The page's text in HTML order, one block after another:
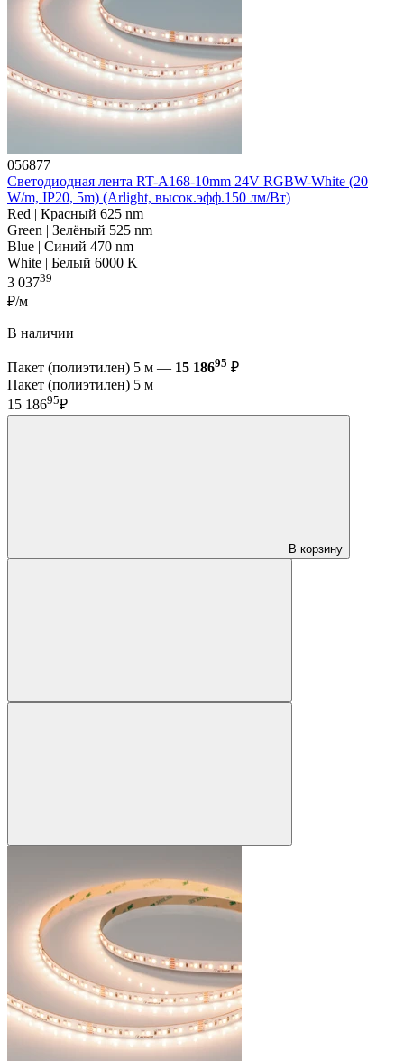
056877
Светодиодная лента RT-A168-10mm 24V RGBW-White (20
W/m, IP20, 5m) (Arlight, высок.эфф.150 лм/Вт)
Red | Красный 625 nm
Green | Зелёный 525 nm
Blue | Синий 470 nm
White | Белый 6000 K
3 03739
₽/м
В наличии
Пакет (полиэтилен) 5 м — 15 18695 ₽
Пакет (полиэтилен) 5 м
15 18695₽
В корзину